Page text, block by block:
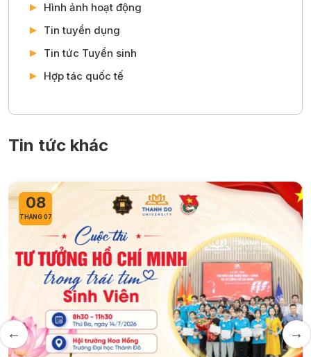
Hình ảnh hoạt động
Tin tuyển dụng
Tin tức Tuyển sinh
Hợp tác quốc tế
Tin tức khác
08
THÁNG 07